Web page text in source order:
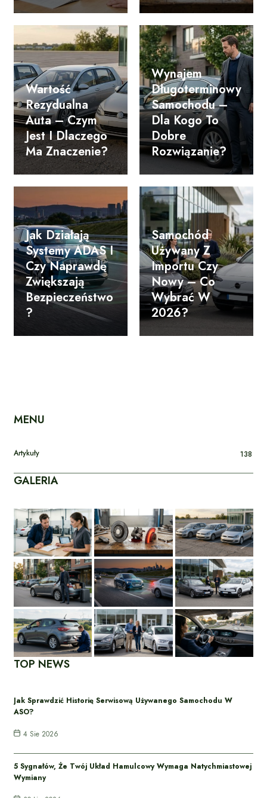
Wartość
Rezydualna
Auta – Czym
Jest I Dlaczego
Ma Znaczenie?
Wynajem
Długoterminowy
Samochodu –
Dla Kogo To
Dobre
Rozwiązanie?
Jak Działają
Systemy ADAS I
Czy Naprawdę
Zwiększają
Bezpieczeństwo
?
Samochód
Używany Z
Importu Czy
Nowy – Co
Wybrać W
2026?
MENU
Artykuły 138
GALERIA
TOP NEWS
Jak Sprawdzić Historię Serwisową Używanego Samochodu W
ASO?
4 Sie 2026
5 Sygnałów, Że Twój Układ Hamulcowy Wymaga Natychmiastowej
Wymiany